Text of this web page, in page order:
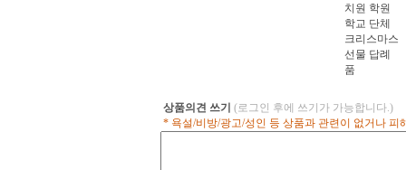
상품의견 쓰기 (로그인 후에 쓰기가 가능합니다.)
* 욕설/비방/광고/성인 등 상품과 관련이 없거나